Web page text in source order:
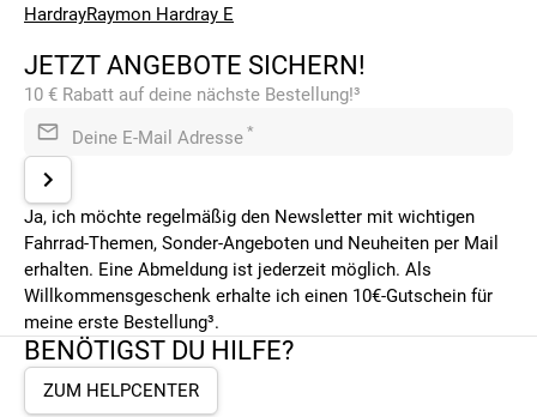
HardrayRaymon Hardray E
JETZT ANGEBOTE SICHERN!
10 € Rabatt auf deine nächste Bestellung!³
Deine E-Mail Adresse *
Ja, ich möchte regelmäßig den Newsletter mit wichtigen
Fahrrad-Themen, Sonder-Angeboten und Neuheiten per Mail
erhalten. Eine Abmeldung ist jederzeit möglich. Als
Willkommensgeschenk erhalte ich einen 10€-Gutschein für
meine erste Bestellung³.
BENÖTIGST DU HILFE?
ZUM HELPCENTER